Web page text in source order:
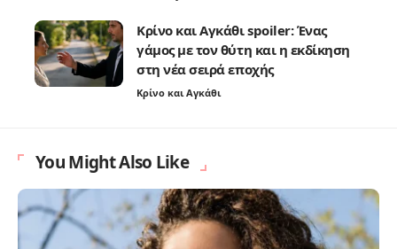
Κρίνο και Αγκάθι spoiler: Ένας
γάμος με τον θύτη και η εκδίκηση
στη νέα σειρά εποχής
Κρίνο και Αγκάθι
You Might Also Like